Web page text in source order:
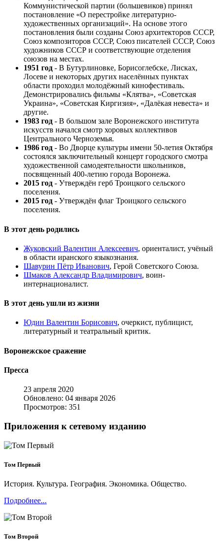
Коммунистической партии (большевиков) принял
постановление «О перестройке литературно-
художественных организаций». На основе этого
постановления были созданы Союз архитекторов СССР,
Союз композиторов СССР, Союз писателей СССР, Союз
художников СССР и соответствующие отделения
союзов на местах.
1951 год - В Бутурлиновке, Борисоглебске, Лисках,
Лосеве и некоторых других населённых пунктах
области проходил молодёжный кинофестиваль.
Демонстрировались фильмы «Клятва», «Советская
Украина», «Советская Киргизия», «Далёкая невеста» и
другие.
1983 год - В большом зале Воронежского института
искусств начался смотр хоровых коллективов
Центрального Черноземья.
1986 год - Во Дворце культуры имени 50-летия Октября
состоялся заключительный концерт городского смотра
художественной самодеятельности школьников,
посвященный 400-летию города Воронежа.
2015 год - Утверждён герб Троицкого сельского
поселения.
2015 год - Утверждён флаг Троицкого сельского
поселения.
В этот день родились
Жуковский Валентин Алексеевич, ориенталист, учёный
в области иранского языкознания.
Шавурин Пётр Иванович, Герой Советского Союза.
Шмаков Александр Владимирович, воин-
интернационалист.
В этот день ушли из жизни
Юдин Валентин Борисович, очеркист, публицист,
литературный и театральный критик.
Воронежское сражение
Пресса
23 апреля 2020
Обновлено: 04 января 2026
Просмотров: 351
Приложения к сетевому изданию
Том Первый
История. Культура. География. Экономика. Общество.
Подробнее...
Том Второй